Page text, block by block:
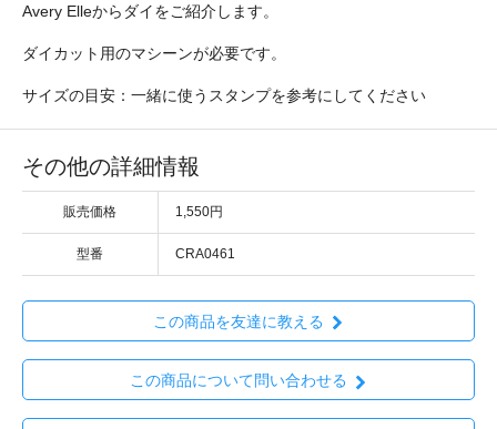
Avery Elleからダイをご紹介します。
ダイカット用のマシーンが必要です。
サイズの目安：一緒に使うスタンプを参考にしてください
その他の詳細情報
販売価格 1,550円
型番 CRA0461
この商品を友達に教える
この商品について問い合わせる